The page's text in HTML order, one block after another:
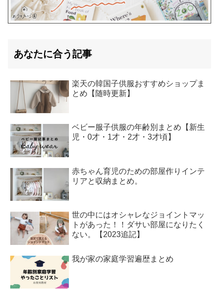
あなたに合う記事
楽天の韓国子供服おすすめショップま
とめ【随時更新】
ベビー服子供服の年齢別まとめ【新生
児・0才・1才・2才・3才頃】
赤ちゃん育児のための部屋作りインテ
リアと収納まとめ。
世の中にはオシャレなジョイントマッ
トがあった！！ダサい部屋になりたく
ない。【2023追記】
我が家の家庭学習遍歴まとめ